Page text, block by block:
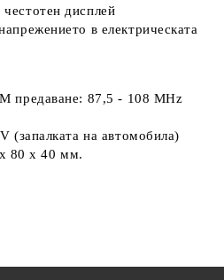
дисплей
в електрическата
предаване: 87,5 - 108 MHz
(запалката на автомобила)
80 x 40 мм.